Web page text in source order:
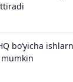
bo‘yicha